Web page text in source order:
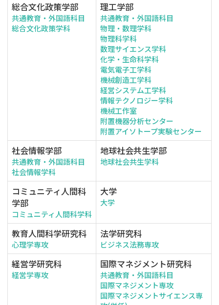
総合文化政策学部
共通教育・外国語科目
総合文化政策学科
理工学部
共通教育・外国語科目
物理・数理学科
物理科学科
数理サイエンス学科
化学・生命科学科
電気電子工学科
機械創造工学科
経営システム工学科
情報テクノロジー学科
機械工作室
附置機器分析センター
附置アイソトープ実験センター
社会情報学部
共通教育・外国語科目
社会情報学科
地球社会共生学部
地球社会共生学科
コミュニティ人間科
学部
コミュニティ人間科学科
大学
大学
教育人間科学研究科
心理学専攻
法学研究科
ビジネス法務専攻
経営学研究科
経営学専攻
国際マネジメント研究科
共通教育・外国語科目
国際マネジメント専攻
国際マネジメントサイエンス専